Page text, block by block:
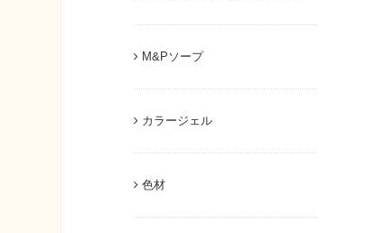
M&Pソープ
カラージェル
色材